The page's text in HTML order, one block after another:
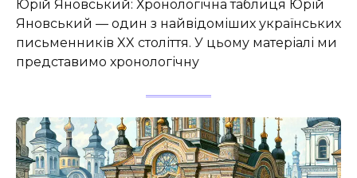
Юрій Яновський: Хронологічна таблиця Юрій
Яновський — один з найвідоміших українських
письменників XX століття. У цьому матеріалі ми
представимо хронологічну